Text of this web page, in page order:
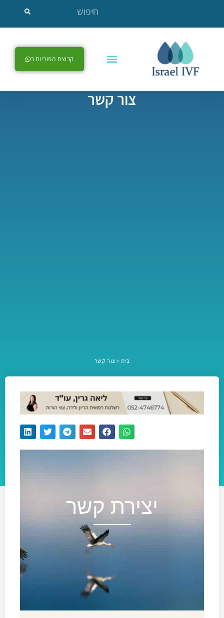
קבוצת הפוריות ב
צור קשר
בית » צור קשר
יצירת קשר